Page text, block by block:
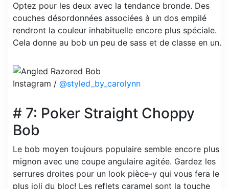
Optez pour les deux avec la tendance bronde. Des
couches désordonnées associées à un dos empilé
rendront la couleur inhabituelle encore plus spéciale.
Cela donne au bob un peu de sass et de classe en un.
Instagram / @styled_by_carolynn
# 7: Poker Straight Choppy
Bob
Le bob moyen toujours populaire semble encore plus
mignon avec une coupe angulaire agitée. Gardez les
serrures droites pour un look pièce-y qui vous fera le
plus joli du bloc! Les reflets caramel sont la touche